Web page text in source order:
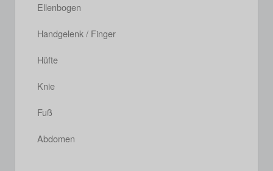
Ellenbogen
Handgelenk / Finger
Hüfte
Knie
Fuß
Abdomen